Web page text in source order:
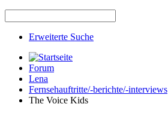
Erweiterte Suche
Forum
Lena
Fernsehauftritte/-berichte/-interviews
The Voice Kids